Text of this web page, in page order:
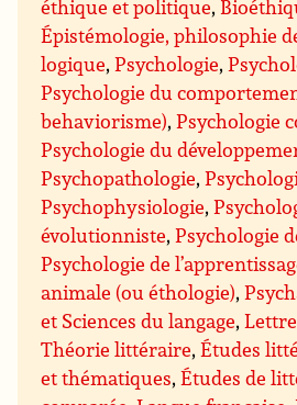
éthique et politique,
Épistémologie, philosophie
logique,Psychologie,
Psychologie du
behaviorisme),Psychologie
Psychologie du
Psychopathologie,
Psychophysiologie,
évolutionniste,Psychologie
Psychologie de
animale (ou éthologie),
et Sciences du langage,
Théorie littéraire,Études
et thématiques,Études de